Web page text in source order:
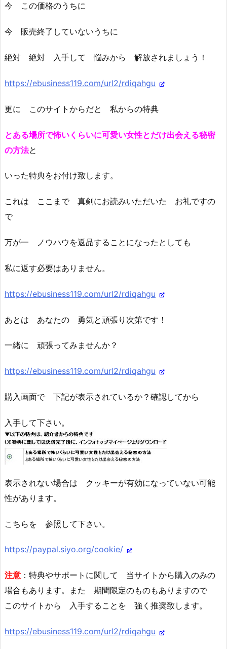
今 この価格のうちに
今 販売終了していないうちに
絶対 絶対 入手して 悩みから 解放されましょう！
https://ebusiness119.com/url2/rdiqahgu
更に このサイトからだと 私からの特典
とある場所で怖いくらいに可愛い女性とだけ出会える秘密
の方法と
いった特典をお付け致します。
これは ここまで 真剣にお読みいただいた お礼ですの
で
万が一 ノウハウを返品することになったとしても
私に返す必要はありません。
https://ebusiness119.com/url2/rdiqahgu
あとは あなたの 勇気と頑張り次第です！
一緒に 頑張ってみませんか？
https://ebusiness119.com/url2/rdiqahgu
購入画面で 下記が表示されているか？確認してから
入手して下さい。
表示されない場合は クッキーが有効になっていない可能
性があります。
こちらを 参照して下さい。
https://paypal.siyo.org/cookie/
注意 ：特典やサポートに関して 当サイトから購入のみの
場合もあります。また 期間限定のものもありますので
このサイトから 入手することを 強く推奨致します。
https://ebusiness119.com/url2/rdiqahgu